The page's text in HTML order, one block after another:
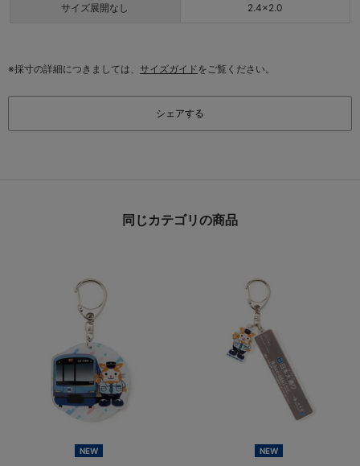
サイズ展開なし 2.4×2.0
※採寸の詳細につきましては、 サイズガイドをご覧ください。
シェアする
同じカテゴリの商品
NEW NEW